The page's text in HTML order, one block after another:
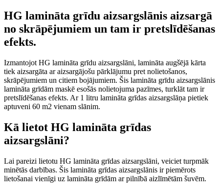
HG lamināta grīdu aizsargslānis aizsargā
no skrāpējumiem un tam ir pretslīdēšanas
efekts.
Izmantojot HG lamināta grīdu aizsargslāni, lamināta augšējā kārta
tiek aizsargāta ar aizsargājošu pārklājumu pret nolietošanos,
skrāpējumiem un citiem bojājumiem. Šis lamināta grīdu aizsargslānis
lamināta grīdām maskē esošās nolietojuma pazīmes, turklāt tam ir
pretslīdēšanas efekts. Ar 1 litru lamināta grīdas aizsargslāņa pietiek
aptuveni 60 m2 vienam slānim.
Kā lietot HG lamināta grīdas
aizsargslāni?
Lai pareizi lietotu HG lamināta grīdas aizsargslāni, veiciet turpmāk
minētās darbības. Šis lamināta grīdas aizsargslānis ir piemērots
lietošanai vienīgi uz lamināta grīdām ar pilnībā aizlīmētām šuvēm.